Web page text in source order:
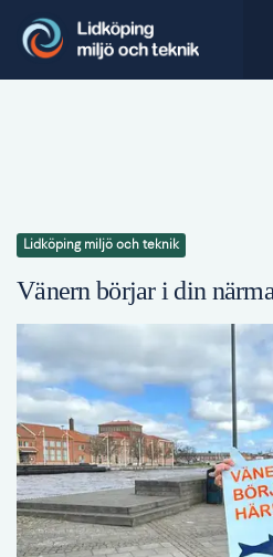
Lidköping miljö och teknik
Vänern börjar i din